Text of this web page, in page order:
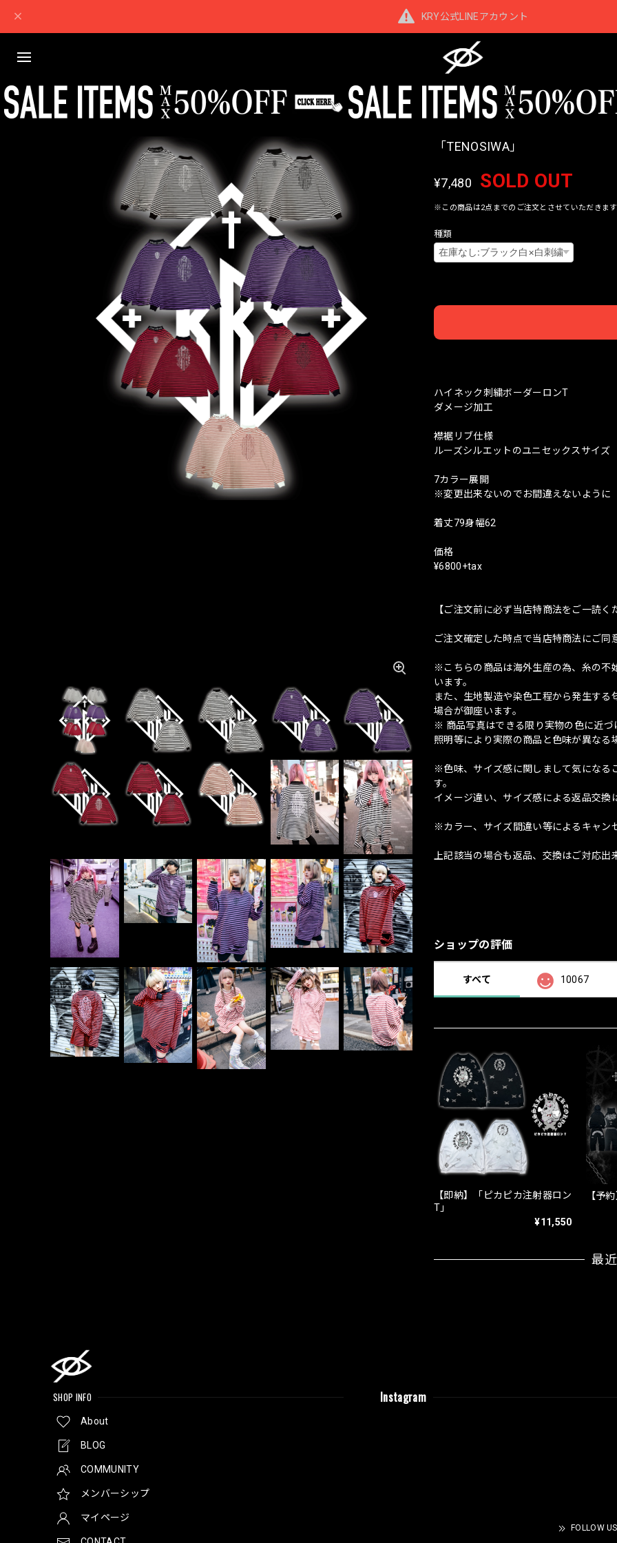
KRY公式LINEアカウント
「TENOSIWA」
¥7,480 SOLD OUT
※この商品は2点までのご注文とさせていただきます
種類
ハイネック刺繍ボーダーロンT
ダメージ加工
襟裾リブ仕様
ルーズシルエットのユニセックスサイズ
7カラー展開
※変更出来ないのでお間違えないように
着丈79身幅62
価格
¥6800+tax
【ご注文前に必ず当店特商法をご一読く
ご注文確定した時点で当店特商法にご同
※こちらの商品は海外生産の為、糸の不
います。
また、生地製造や染色工程から発生す
場合が御座います。
※ 商品写真はできる限り実物の色に近
照明等により実際の商品と色味が異なる
※色味、サイズ感に関しまして気になる
す。
イメージ違い、サイズ感による返品交換
※カラー、サイズ間違い等によるキャン
上記該当の場合も返品、交換はご対応出
ショップの評価
すべて 10067
【即納】「ピカピカ注射器ロン
T」
¥11,550
【予
最
SHOP INFO
About
BLOG
COMMUNITY
メンバーシップ
マイページ
Instagram
FOLLOW